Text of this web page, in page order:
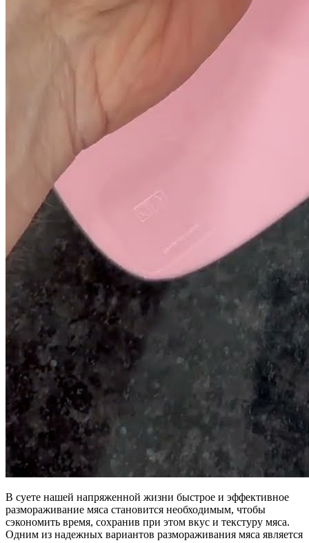
В суете нашей напряженной жизни быстрое и эффективное
размораживание мяса становится необходимым, чтобы
сэкономить время, сохранив при этом вкус и текстуру мяса.
Одним из надежных вариантов размораживания мяса является